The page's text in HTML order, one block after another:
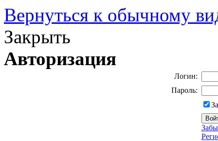
Вернуться к обычному
Закрыть
Авторизация
Логин:
Пароль: